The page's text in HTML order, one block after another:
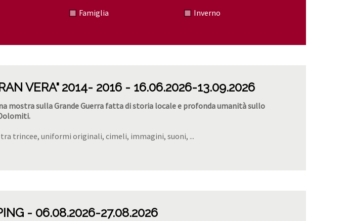
Famiglia
Inverno
VERA" 2014- 2016 16.06.2026-13.09.2026
mostra sulla Grande Guerra fatta di storia locale e profonda umanità sullo
trincee, uniformi originali, cimeli, immagini, suoni, ...
06.08.2026-27.08.2026